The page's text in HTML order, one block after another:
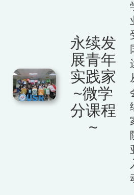
永续发
展青年
实践家
~微学
分课程
~